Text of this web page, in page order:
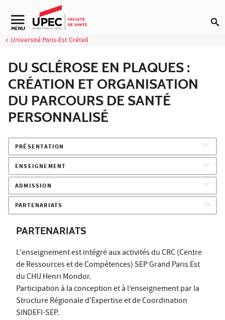
Aller au contenu
Navigation secondaire
MENU
Université Paris-Est Créteil
DU SCLÉROSE EN PLAQUES :
CRÉATION ET ORGANISATION
DU PARCOURS DE SANTÉ
PERSONNALISÉ
PRÉSENTATION
ENSEIGNEMENT
ADMISSION
PARTENARIATS
PARTENARIATS
L'enseignement est intégré aux activités du CRC (Centre
de Ressources et de Compétences) SEP Grand Paris Est
du CHU Henri Mondor.
Participation à la conception et à l’enseignement par la
Structure Régionale d'Expertise et de Coordination
SINDEFI-SEP.